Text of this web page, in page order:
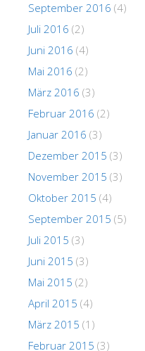
September 2016 (4)
Juli 2016 (2)
Juni 2016 (4)
Mai 2016 (2)
März 2016 (3)
Februar 2016 (2)
Januar 2016 (3)
Dezember 2015 (3)
November 2015 (3)
Oktober 2015 (4)
September 2015 (5)
Juli 2015 (3)
Juni 2015 (3)
Mai 2015 (2)
April 2015 (4)
März 2015 (1)
Februar 2015 (3)